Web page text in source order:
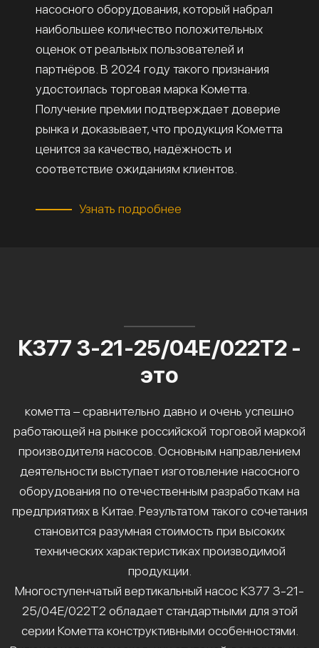
насосного оборудования, который набрал
наибольшее количество положительных
оценок от реальных пользователей и
партнёров. В 2024 году такого признания
удостоилась торговая марка Кометта.
Получение премии подтверждает доверие
рынка и доказывает, что продукция Кометта
ценится за качество, надёжность и
соответствие ожиданиям клиентов.
Узнать подробнее
К377 3-21-25/04Е/022Т2 -
это
кометта – сравнительно давно и очень успешно
работающей на рынке российской торговой маркой
производителя насосов. Основным направлением
деятельности выступает изготовление насосного
оборудования по отечественным разработкам на
предприятиях в Китае. Результатом такого сочетания
становится разумная стоимость при высоких
технических характеристиках производимой
продукции.
Многоступенчатый вертикальный насос К377 3-21-
25/04Е/022Т2 обладает стандартными для этой
серии Кометта конструктивными особенностями.